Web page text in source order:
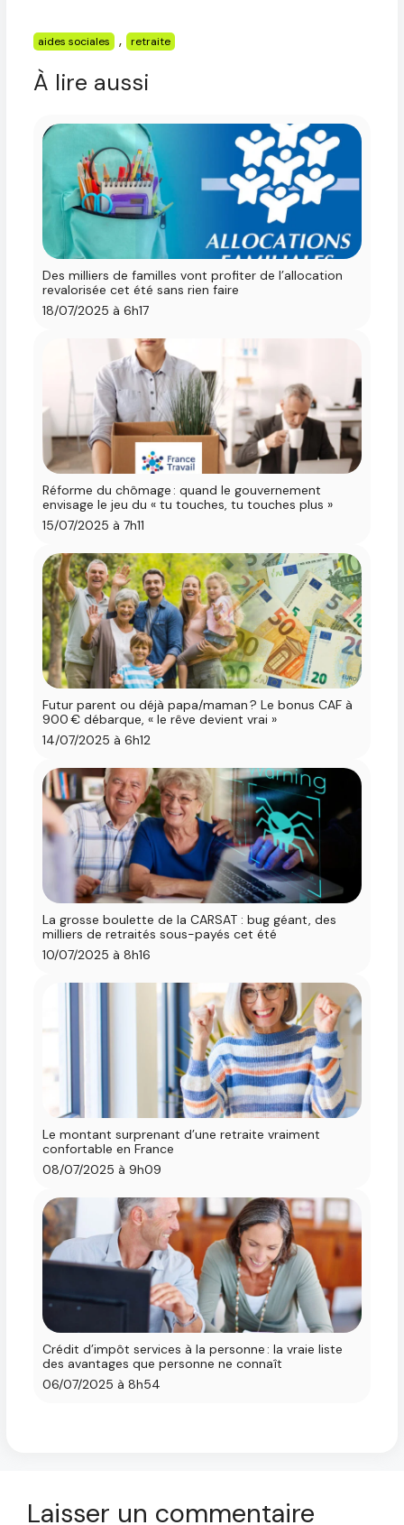
Étiquettes
aides sociales , retraite
À lire aussi
Des milliers de familles vont profiter de l’allocation
revalorisée cet été sans rien faire
18/07/2025 à 6h17
Réforme du chômage : quand le gouvernement
envisage le jeu du « tu touches, tu touches plus »
15/07/2025 à 7h11
Futur parent ou déjà papa/maman ? Le bonus CAF à
900 € débarque, « le rêve devient vrai »
14/07/2025 à 6h12
La grosse boulette de la CARSAT : bug géant, des
milliers de retraités sous-payés cet été
10/07/2025 à 8h16
Le montant surprenant d’une retraite vraiment
confortable en France
08/07/2025 à 9h09
Crédit d’impôt services à la personne : la vraie liste
des avantages que personne ne connaît
06/07/2025 à 8h54
Laisser un commentaire